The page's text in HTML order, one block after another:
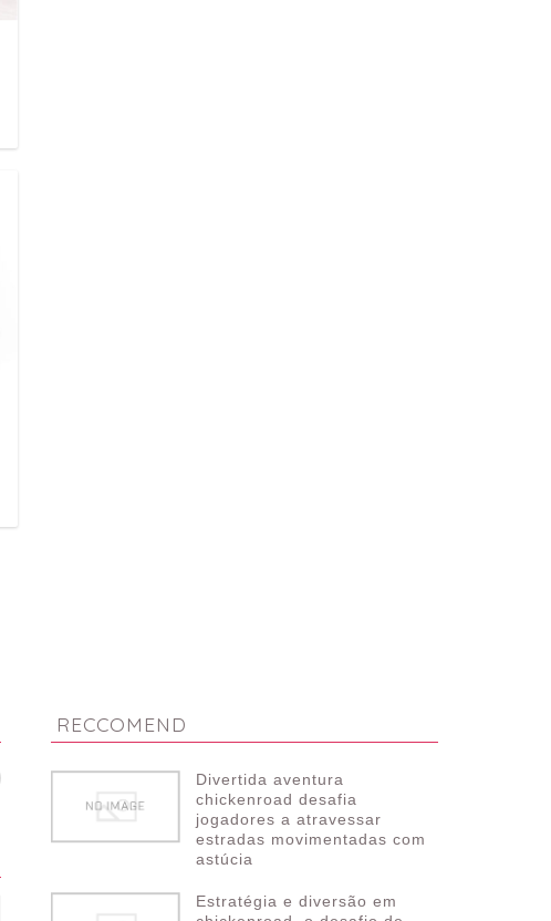
RECCOMEND
Divertida aventura
chickenroad desafia
jogadores a atravessar
estradas movimentadas com
astúcia
Estratégia e diversão em